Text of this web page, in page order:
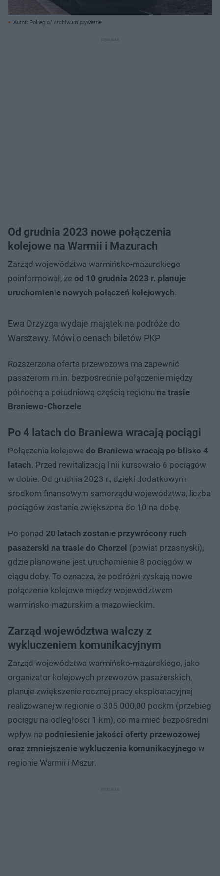
Autor: Polregio/ Archiwum prywatne
Od grudnia 2023 nowe połączenia
kolejowe na Warmii i Mazurach
Zarząd województwa warmińsko-mazurskiego
poinformował, że od 10 grudnia 2023 r. planuje
uruchomienie nowych połączeń kolejowych.
Ewa Drzyzga wydaje majątek na podróże do
Warszawy. Mówi o cenach biletów PKP
Rozszerzona oferta przewozowa ma zapewnić
pasażerom m.in. bezpośrednie połączenie między
północną a południową częścią regionu na trasie
Braniewo-Chorzele.
Po 4 latach do Braniewa wracają pociągi
Połączenia kolejowe do Braniewa wracają po blisko 4
latach. Przed rewitalizacją linii kursowało 6 pociągów
w dobie. Od grudnia 2023 r., dzięki dodatkowym
środkom finansowym samorządu województwa, liczba
pociągów zostanie zwiększona do 10 na dobę.
Po ponad 20 latach zostanie przywrócony ruch
pasażerski na trasie do Chorzel (powiat przasnyski),
gdzie planowane jest uruchomienie 8 pociągów w
ciągu doby. To oznacza, że podróżni zyskają nowe
połączenie kolejowe między województwem
warmińsko-mazurskim a mazowieckim.
Zarząd województwa walczy z
wykluczeniem komunikacyjnym
Zarząd województwa warmińsko-mazurskiego, jako
organizator kolejowych przewozów pasażerskich,
planuje zwiększenie rocznej pracy eksploatacyjnej
realizowanej w regionie o 305 000,00 pockm (przebieg
pociągu na odległości 1 km), co ma mieć bezpośredni
wpływ na podniesienie jakości oferty przewozowej
oraz zmniejszenie wykluczenia komunikacyjnego w
regionie Warmii i Mazur.